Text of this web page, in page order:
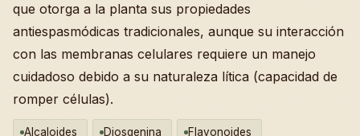
que otorga a la planta sus propiedades
antiespasmódicas tradicionales, aunque su interacción
con las membranas celulares requiere un manejo
cuidadoso debido a su naturaleza lítica (capacidad de
romper células).
Alcaloides Diosgenina Flavonoides